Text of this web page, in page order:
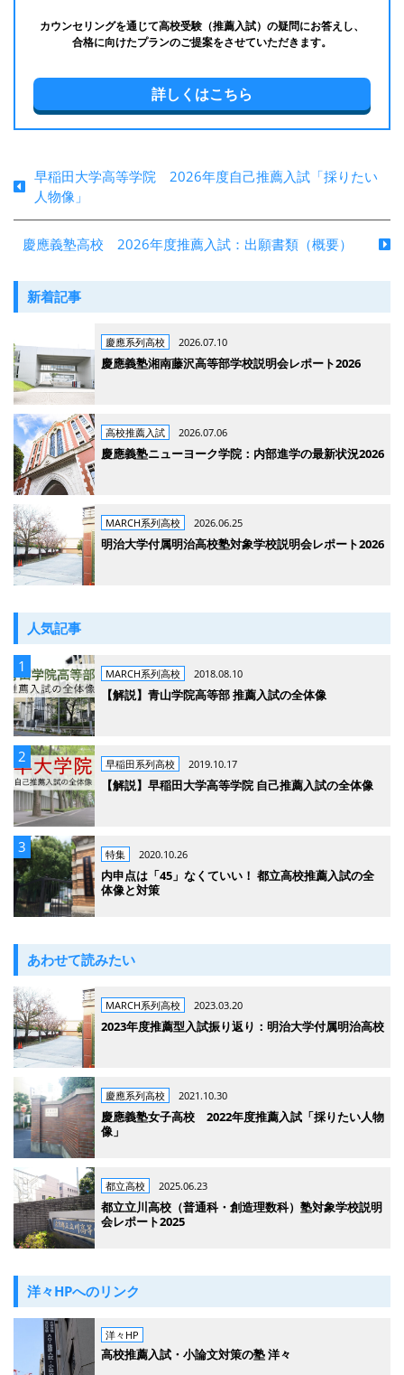
カウンセリングを通じて高校受験（推薦入試）の疑問にお答えし、
合格に向けたプランのご提案をさせていただきます。
詳しくはこちら
早稲田大学高等学院 2026年度自己推薦入試「採りたい
人物像」
慶應義塾高校 2026年度推薦入試：出願書類（概要）
新着記事
慶應系列高校 2026.07.10
慶應義塾湘南藤沢高等部学校説明会レポート2026
高校推薦入試 2026.07.06
慶應義塾ニューヨーク学院：内部進学の最新状況2026
MARCH系列高校 2026.06.25
明治大学付属明治高校塾対象学校説明会レポート2026
人気記事
MARCH系列高校 2018.08.10
【解説】青山学院高等部 推薦入試の全体像
早稲田系列高校 2019.10.17
【解説】早稲田大学高等学院 自己推薦入試の全体像
特集 2020.10.26
内申点は「45」なくていい！ 都立高校推薦入試の全
体像と対策
あわせて読みたい
MARCH系列高校 2023.03.20
2023年度推薦型入試振り返り：明治大学付属明治高校
慶應系列高校 2021.10.30
慶應義塾女子高校 2022年度推薦入試「採りたい人物
像」
都立高校 2025.06.23
都立立川高校（普通科・創造理数科）塾対象学校説明
会レポート2025
洋々HPへのリンク
洋々HP
高校推薦入試・小論文対策の塾 洋々